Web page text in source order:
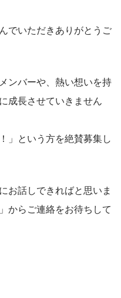
でいただきありがとうご
ンバーや、熱い想いを持
成長させていきません
」という方を絶賛募集し
お話しできればと思いま
からご連絡をお待ちして